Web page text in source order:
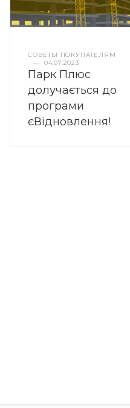
СОВЕТЫ ПОКУПАТЕЛЯМ
—
04.07.2023
Парк Плюс
долучається до
програми
єВідновлення!